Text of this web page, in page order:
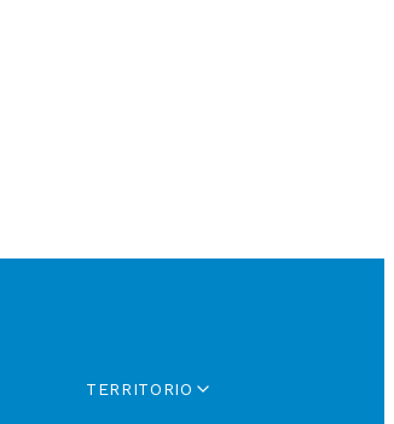
TERRITORIO